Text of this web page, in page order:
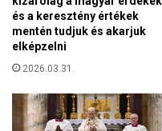
z
e
z
r
e
z
és a keresztény értékek
mentén tudjuk és akarjuk
elképzelni
2026.03.31.